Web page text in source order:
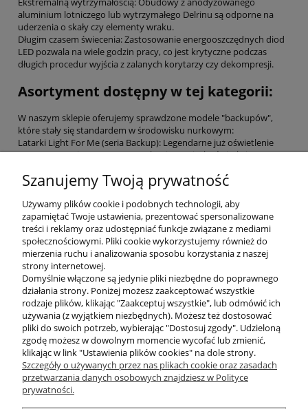
aluminium lotniczego lub wytrzymałego Delrinu są odporne na
uderzenia o skały czy elementy wraku.
Długim czasem świecenia: Zastosowanie energooszczędnych diod
LED pozwala na wiele godzin pracy, co jest krytyczne podczas
długich procedur wyjścia z zalanych korytarzy czy dekompresji.
Asortyment dostępny w tej kategorii:
W naszym sklepie oferujemy sprawdzone modele "backupów",
które stały się standardem w środowisku nurkowym:
Latarki Light For Me (seria Backup): Legendarne już oświetlenie
zapasowe, cenione za potężną, skupioną wiązkę światła i pancerną
Kompaktowe latarki Tecline (seria US): Małe, poręczne latarki LED,
które idealnie układają się wzdłuż pasów naramiennych płyty,
gotowe do natychmiastowego użycia.
Bezpieczeństwo bez kompromisów
Każda latarka backup w naszym asortymencie posiada
wielostopniowe uszczelnienie i jest testowana pod kątem pracy w
niskich temperaturach oraz pod wysokim ciśnieniem. Wybierając
oświetlenie zapasowe w Divepl.pl, masz pewność, że w sytuacji
awaryjnej nie zostaniesz w ciemności.
Dopełnij swoją konfigurację sprzętową. Wybierz niezawodną
latarkę backup w Divepl.pl i nurkuj z pełnym spokojem!
O nas
Szanujemy Twoją prywatność
Używamy plików cookie i podobnych technologii, aby
zapamiętać Twoje ustawienia, prezentować spersonalizowane
treści i reklamy oraz udostępniać funkcje związane z mediami
społecznościowymi. Pliki cookie wykorzystujemy również do
mierzenia ruchu i analizowania sposobu korzystania z naszej
strony internetowej.
Domyślnie włączone są jedynie pliki niezbędne do poprawnego
działania strony. Poniżej możesz zaakceptować wszystkie
rodzaje plików, klikając "Zaakceptuj wszystkie", lub odmówić ich
używania (z wyjątkiem niezbędnych). Możesz też dostosować
pliki do swoich potrzeb, wybierając "Dostosuj zgody". Udzieloną
zgodę możesz w dowolnym momencie wycofać lub zmienić,
klikając w link "Ustawienia plików cookies" na dole strony.
Szczegóły o używanych przez nas plikach cookie oraz zasadach
przetwarzania danych osobowych znajdziesz w Polityce
prywatności.